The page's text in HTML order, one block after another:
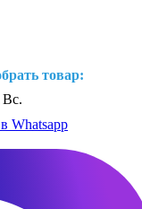
товар:
Вс.
Whatsapp